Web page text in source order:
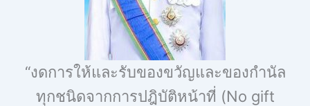
“งดการให้และรับของขวัญและของกำนัล
ทุกชนิดจากการปฎิบัติหน้าที่ (No gift